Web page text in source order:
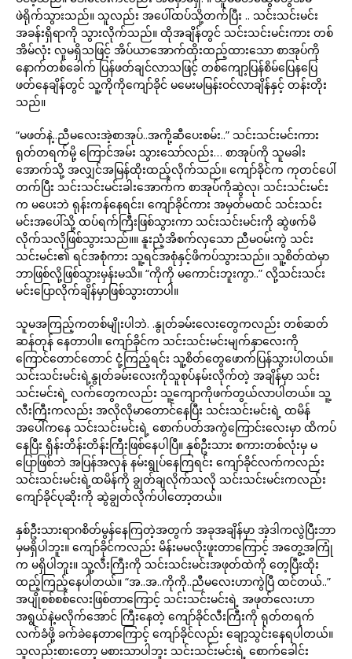
ဖဲရိုက်သွားသည်။ သူလည်း အပေါ်ထပ်သို့တက်ပြီး .. သင်းသင်းမင်း
အခန်းရှိရာကို သွားလိုက်သည်။ ထိုအချိန်တွင် သင်းသင်းမင်းကား တစ်
အိမ်လုံး လူမရှိသဖြင့် အိပ်ယာအောက်ထိုးထည့်ထားသော စာအုပ်ကို
နောက်တစ်ခေါက် ပြန်ဖတ်ချင်လာသဖြင့် တစ်ကျော့ပြန်စိမ်ပြေနပြေ
ဖတ်နေချိန်တွင် သူ့ကိုကိုကျော်ခိုင် မမေးမမြန်းဝင်လာချိန်နှင့် တန်းတိုး
သည်။
“မဖတ်နဲ့..ညီမလေးအဲ့စာအုပ်..အကို့ဆီပေးစမ်း..” သင်းသင်းမင်းကား
ရုတ်တရက်မို့ ကြောင်အမ်း သွားသော်လည်း… စာအုပ်ကို သူမခါး
အောက်သို့ အလျှင်အမြန်ထိုးထည့်လိုက်သည်။ ကျော်ခိုင်က ကုတင်ပေါ်
တက်ပြီး သင်းသင်းမင်းခါးအောက်က စာအုပ်ကိုဆွဲလု၊ သင်းသင်းမင်း
က မပေးဘဲ ရုန်းကန်နေရင်း၊ ကျော်ခိုင်ကား အမှတ်မထင် သင်းသင်း
မင်းအပေါ်သို့ ထပ်ရက်ကြီးဖြစ်သွားကာ သင်းသင်းမင်းကို ဆွဲဖက်မိ
လိုက်သလိုဖြစ်သွားသည်။။ နူးညံ့အိစက်လှသော ညီမဝမ်းကွဲ သင်း
သင်းမင်း၏ ရင်အစုံကား သူ့ရင်အစုံနှင့်ဖိကပ်သွားသည်။ သူ့စိတ်ထဲမှာ
ဘာဖြစ်လို့ဖြစ်သွားမှန်းမသိ။ “ကိုကို မကောင်းဘူးကွာ..” လို့သင်းသင်း
မင်းပြောလိုက်ချိန်မှာဖြစ်သွားတာပါ။
သူမအကြည့်ကတစ်မျိုးပါဘဲ. .နွုတ်ခမ်းလေးတွေကလည်း တစ်ဆတ်
ဆန်တုန် နေတာပါ။ ကျော်ခိုင်က သင်းသင်းမင်းမျက်နှာလေးကို
ကြောင်တောင်တောင် ငုံ့ကြည့်ရင်း သူ့စိတ်တွေဖောက်ပြန်သွားပါတယ်။
သင်းသင်းမင်းရဲ့နွုတ်ခမ်းလေးကိုသူစုပ်နမ်းလိုက်တဲ့ အချိန်မှာ သင်း
သင်းမင်းရဲ့ လက်တွေကလည်း သူ့ကျောကိုဖက်တွယ်လာပါတယ်။ သူ့
လီးကြီးကလည်း အလိုလိုမာတောင်နေပြီး သင်းသင်းမင်းရဲ့ ထမိန်
အပေါ်ကနေ သင်းသင်းမင်းရဲ့ စောက်ပတ်အကွဲကြောင်းလေးမှာ ထိကပ်
နေပြီး ရှိန်းတိန်းတိန်းကြီးဖြစ်နေပါပြီ။ နှစ်ဦးသား စကားတစ်လုံးမှ မ
ပြောဖြစ်ဘဲ အပြန်အလှန် နမ်းရွုပ်နေကြရင်း ကျော်ခိုင်လက်ကလည်း
သင်းသင်းမင်းရဲ့ထမိန်ကို ချွတ်ချလိုက်သလို သင်းသင်းမင်းကလည်း
ကျော်ခိုင်ပုဆိုးကို ဆွဲချွတ်လိုက်ပါတော့တယ်။
နှစ်ဦးသားရာဂစိတ်မွန်နေကြတဲ့အတွက် အခုအချိန်မှာ အဲ့ဒါကလွဲပြီးဘာ
မှမရှိပါဘူး။ ကျော်ခိုင်ကလည်း မိန်းမမလိုးဖူးတာကြောင့် အတွေ့အကြုံ
က မရှိပါဘူး။ သူ့လီးကြီးကို သင်းသင်းမင်းအဖုတ်ထဲကို တေ့ပြီးထိုး
ထည့်ကြည့်နေပါတယ်။ “အ..အ..ကိုကို..ညီမလေးဟာကွဲပြီ ထင်တယ်..”
အပျိုစစ်စစ်လေးဖြစ်တာကြောင့် သင်းသင်းမင်းရဲ့ အဖုတ်လေးဟာ
အရွယ်နဲ့မလိုက်အောင် ကြီးနေတဲ့ ကျော်ခိုင်လီးကြီးကို ရုတ်တရက်
လက်ခံဖို့ ခက်ခဲနေတာကြောင့် ကျော်ခိုင်လည်း ချော့သွင်းနေရပါတယ်။
သူလည်းစားတော့ မစားသာပါဘူး သင်းသင်းမင်းရဲ့ စောက်ခေါင်း